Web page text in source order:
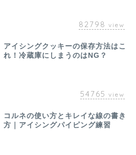
82798 view
アイシングクッキーの保存方法はこ
れ！冷蔵庫にしまうのはNG？
54765 view
コルネの使い方とキレイな線の書き
方｜アイシングパイピング練習